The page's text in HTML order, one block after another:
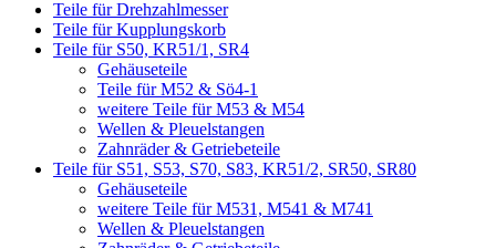
Teile für Drehzahlmesser
Teile für Kupplungskorb
Teile für S50, KR51/1, SR4
Gehäuseteile
Teile für M52 & Sö4-1
weitere Teile für M53 & M54
Wellen & Pleuelstangen
Zahnräder & Getriebeteile
Teile für S51, S53, S70, S83, KR51/2, SR50, SR80
Gehäuseteile
weitere Teile für M531, M541 & M741
Wellen & Pleuelstangen